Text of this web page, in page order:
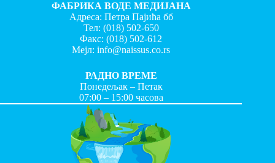
ФАБРИКА ВОДЕ МЕДИЈАНА
Адреса: Петра Пајића бб
Тел: (018) 502-650
Факс:(018) 502-612
Мејл:info@naissus.co.rs
РАДНО ВРЕМЕ
Понедељак – Петак
07:00 – 15:00 часова